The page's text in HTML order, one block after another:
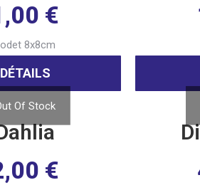
€
8x8cm
DÉTAILS
Of Stock
€